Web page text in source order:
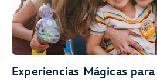
Experiencias Mágicas